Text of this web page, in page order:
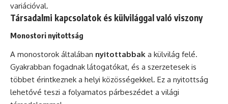
variációval.
Társadalmi kapcsolatok és külvilággal való viszony
Monostori nyitottság
A monostorok általában nyitottabbak a külvilág felé.
Gyakrabban fogadnak látogatókat, és a szerzetesek is
többet érintkeznek a helyi közösségekkel. Ez a nyitottság
lehetővé teszi a folyamatos párbeszédet a világi